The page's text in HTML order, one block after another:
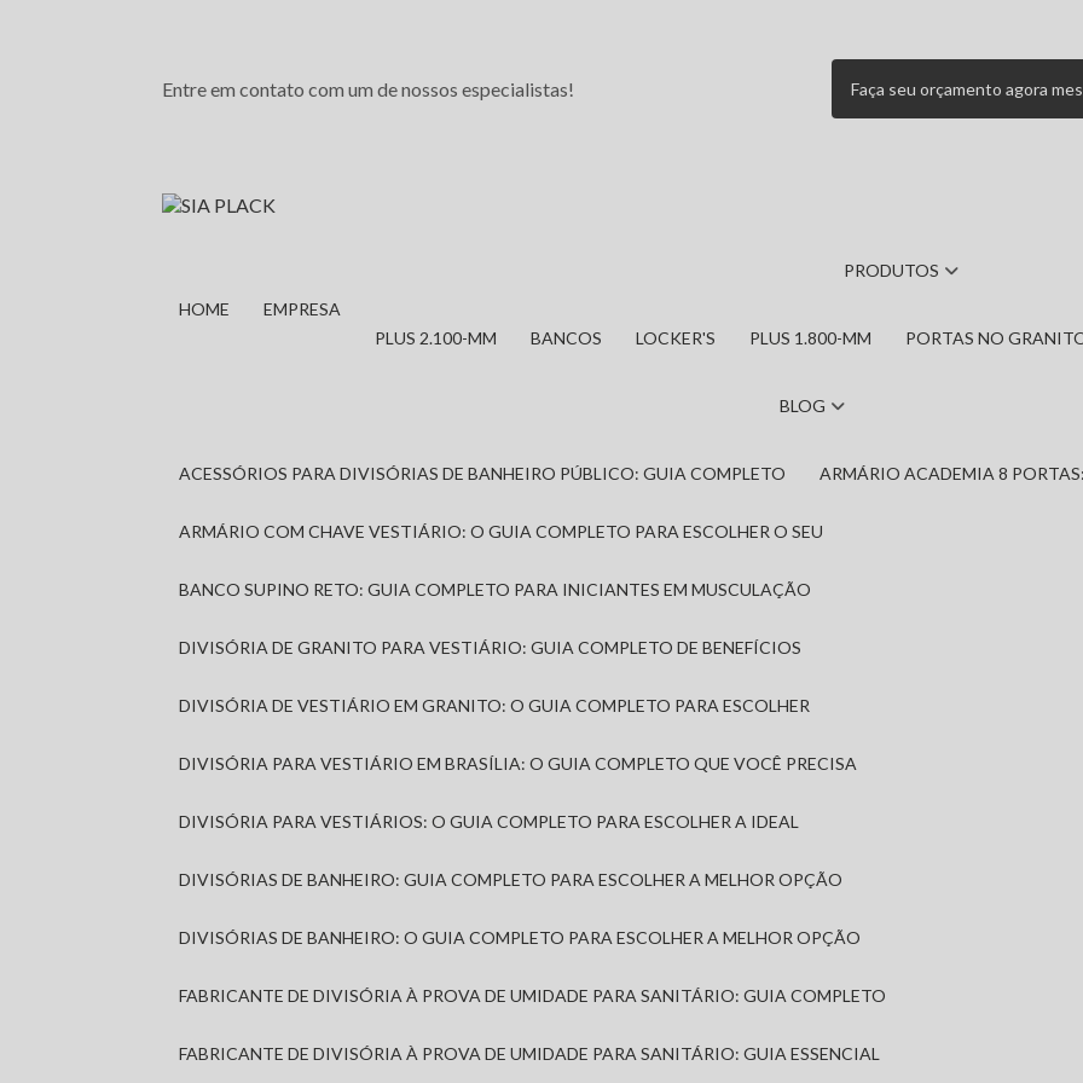
Entre em contato com um de nossos especialistas! Faça seu orçamento agora
HOME EMPRESA
PRODUTOS
PLUS 2.100-MM BANCOS LOCKER'S PLUS 1.800-MM PORTAS NO
BLOG
ACESSÓRIOS PARA DIVISÓRIAS DE BANHEIRO PÚBLICO: GUIA COMPLETO ARMÁRIO ACADEMIA 8
ARMÁRIO COM CHAVE VESTIÁRIO: O GUIA COMPLETO PARA ESCOLHER O SEU
BANCO SUPINO RETO: GUIA COMPLETO PARA INICIANTES EM MUSCULAÇÃO
DIVISÓRIA DE GRANITO PARA VESTIÁRIO: GUIA COMPLETO DE BENEFÍCIOS
DIVISÓRIA DE VESTIÁRIO EM GRANITO: O GUIA COMPLETO PARA ESCOLHER
DIVISÓRIA PARA VESTIÁRIO EM BRASÍLIA: O GUIA COMPLETO QUE VOCÊ PRECISA
DIVISÓRIA PARA VESTIÁRIOS: O GUIA COMPLETO PARA ESCOLHER A IDEAL
DIVISÓRIAS DE BANHEIRO: GUIA COMPLETO PARA ESCOLHER A MELHOR OPÇÃO
DIVISÓRIAS DE BANHEIRO: O GUIA COMPLETO PARA ESCOLHER A MELHOR OPÇÃO
FABRICANTE DE DIVISÓRIA À PROVA DE UMIDADE PARA SANITÁRIO: GUIA COMPLETO
FABRICANTE DE DIVISÓRIA À PROVA DE UMIDADE PARA SANITÁRIO: GUIA ESSENCIAL